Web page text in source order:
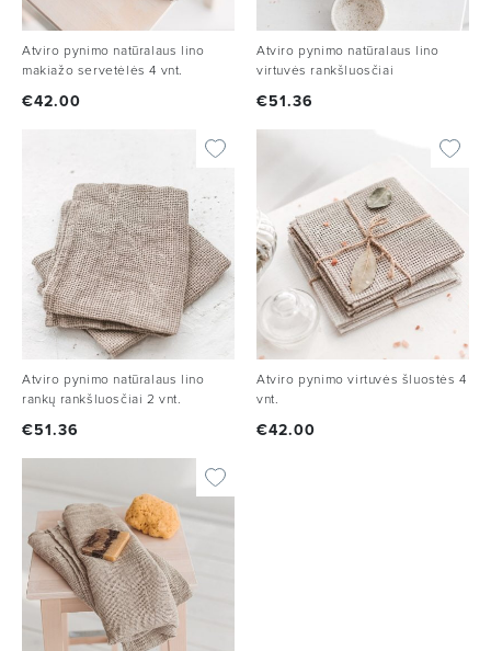
Atviro pynimo natūralaus lino
makiažo servetėlės 4 vnt.
€42.00
Atviro pynimo natūralaus lino
virtuvės rankšluosčiai
€51.36
Atviro pynimo natūralaus lino
rankų rankšluosčiai 2 vnt.
€51.36
Atviro pynimo virtuvės šluostės 4
vnt.
€42.00